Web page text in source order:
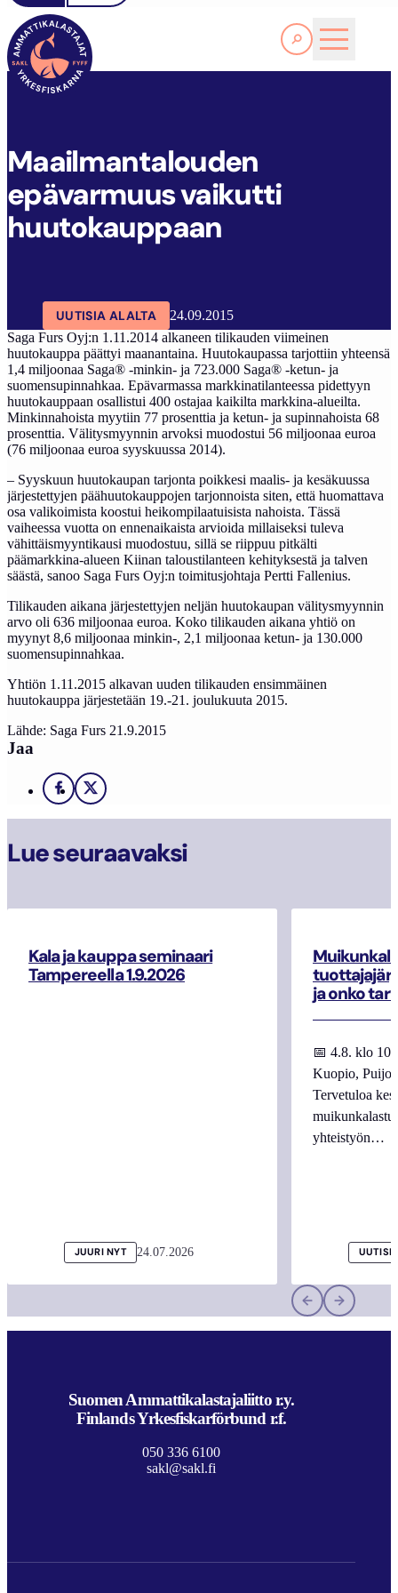
Lue lisää
SAKL
Maailmantalouden
epävarmuus vaikutti
huutokauppaan
UUTISIA ALALTA
24.09.2015
Saga Furs Oyj:n 1.11.2014 alkaneen tilikauden viimeinen
huutokauppa päättyi maanantaina. Huutokaupassa tarjottiin yhteensä
1,4 miljoonaa Saga® -minkin- ja 723.000 Saga® -ketun- ja
suomensupinnahkaa. Epävarmassa markkinatilanteessa pidettyyn
huutokauppaan osallistui 400 ostajaa kaikilta markkina-alueilta.
Minkinnahoista myytiin 77 prosenttia ja ketun- ja supinnahoista 68
prosenttia. Välitysmyynnin arvoksi muodostui 56 miljoonaa euroa
(76 miljoonaa euroa syyskuussa 2014).
– Syyskuun huutokaupan tarjonta poikkesi maalis- ja kesäkuussa
järjestettyjen päähuutokauppojen tarjonnoista siten, että huomattava
osa valikoimista koostui heikompilaatuisista nahoista. Tässä
vaiheessa vuotta on ennenaikaista arvioida millaiseksi tuleva
vähittäismyyntikausi muodostuu, sillä se riippuu pitkälti
päämarkkina-alueen Kiinan taloustilanteen kehityksestä ja talven
säästä, sanoo Saga Furs Oyj:n toimitusjohtaja Pertti Fallenius.
Tilikauden aikana järjestettyjen neljän huutokaupan välitysmyynnin
arvo oli 636 miljoonaa euroa. Koko tilikauden aikana yhtiö on
myynyt 8,6 miljoonaa minkin-, 2,1 miljoonaa ketun- ja 130.000
suomensupinnahkaa.
Yhtiön 1.11.2015 alkavan uuden tilikauden ensimmäinen
huutokauppa järjestetään 19.-21. joulukuuta 2015.
Lähde: Saga Furs 21.9.2015
Jaa
Facebook
X
Lue seuraavaksi
Kala ja kauppa seminaari
Tampereella 1.9.2026
JUURI NYT 24.07.2026
ja onko
📅 4.8. klo
Kuopio,
Tervetuloa
yhteistyön…
Suomen Ammattikalastajaliitto r.y.
Finlands Yrkesfiskarförbund r.f.
050 336 6100
sakl@sakl.fi